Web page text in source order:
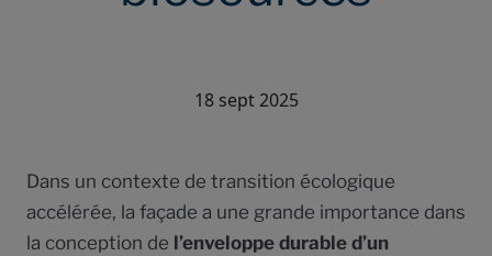
18 sept 2025
Dans un contexte de transition écologique
accélérée, la façade a une grande importance dans
la conception de l’enveloppe durable d’un